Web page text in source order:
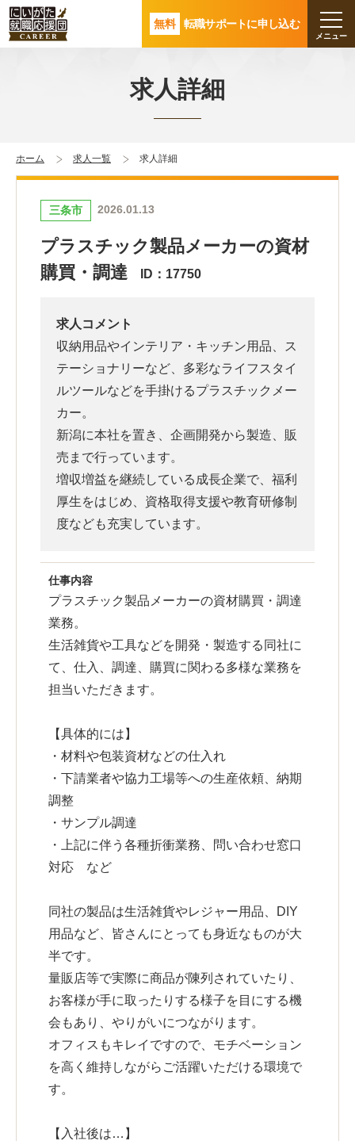
無料 転職サポートに申し込む
求人詳細
ホーム 求人一覧 求人詳細
三条市 2026.01.13
プラスチック製品メーカーの資材
購買・調達
ID：17750
求人コメント
収納用品やインテリア・キッチン用品、ス
テーショナリーなど、多彩なライフスタイ
ルツールなどを手掛けるプラスチックメー
カー。
新潟に本社を置き、企画開発から製造、販
売まで行っています。
増収増益を継続している成長企業で、福利
厚生をはじめ、資格取得支援や教育研修制
度なども充実しています。
仕事内容
プラスチック製品メーカーの資材購買・調達
業務。
生活雑貨や工具などを開発・製造する同社に
て、仕入、調達、購買に関わる多様な業務を
担当いただきます。
【具体的には】
・材料や包装資材などの仕入れ
・下請業者や協力工場等への生産依頼、納期
調整
・サンプル調達
・上記に伴う各種折衝業務、問い合わせ窓口
対応 など
同社の製品は生活雑貨やレジャー用品、DIY
用品など、皆さんにとっても身近なものが大
半です。
量販店等で実際に商品が陳列されていたり、
お客様が手に取ったりする様子を目にする機
会もあり、やりがいにつながります。
オフィスもキレイですので、モチベーション
を高く維持しながらご活躍いただける環境で
す。
【入社後は…】